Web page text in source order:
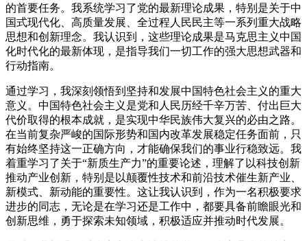
的首要任务。我系统学习了党的最新理论成果，特别是关于中
国式现代化、高质量发展、全过程人民民主等一系列重大战略
思想和创新理念。我认识到，这些理论成果是马克思主义中国
化时代化的最新体现，是指导我们一切工作的强大思想武器和
行动指南。
通过学习，我深刻领悟到坚持和发展中国特色社会主义的重大
意义。中国特色社会主义是党和人民历经千辛万苦、付出巨大
代价取得的根本成就，是实现中华民族伟大复兴的必由之路。
在当前复杂严峻的国际形势和国内改革发展稳定任务面前，只
有始终坚持这一正确方向，才能确保我们的事业行稳致远。我
着重学习了关于“新质生产力”的重要论述，理解了以科技创新
推动产业创新，特别是以颠覆性技术和前沿技术催生新产业、
新模式、新动能的重要性。这让我认识到，作为一名积极要求
进步的同志，无论是在学习还是工作中，都要具备前瞻眼光和
创新思维，勇于探索未知领域，积极适应并推动时代发展。